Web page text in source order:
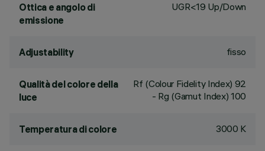
Ottica e angolo di
emissione
UGR<19 Up/Down
Adjustability fisso
Qualità del colore della
luce
Rf (Colour Fidelity Index) 92
- Rg (Gamut Index) 100
Temperatura di colore 3000 K